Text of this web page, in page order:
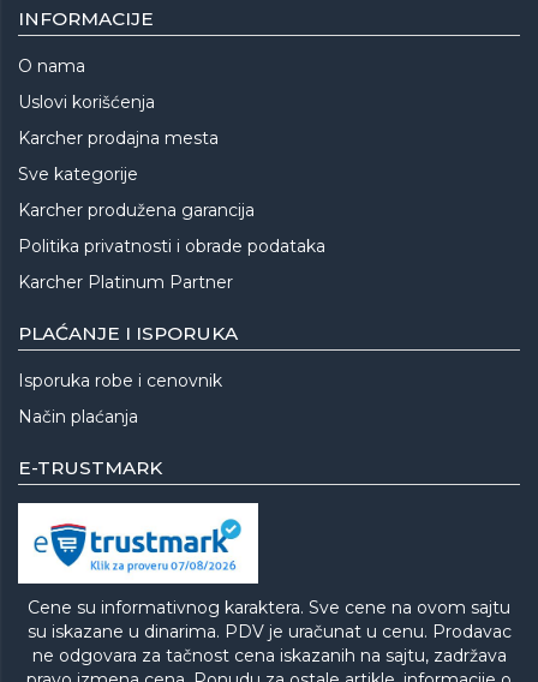
INFORMACIJE
O nama
Uslovi korišćenja
Karcher prodajna mesta
Sve kategorije
Karcher produžena garancija
Politika privatnosti i obrade podataka
Karcher Platinum Partner
PLAĆANJE I ISPORUKA
Isporuka robe i cenovnik
Način plaćanja
E-TRUSTMARK
Cene su informativnog karaktera. Sve cene na ovom sajtu
su iskazane u dinarima. PDV je uračunat u cenu. Prodavac
ne odgovara za tačnost cena iskazanih na sajtu, zadržava